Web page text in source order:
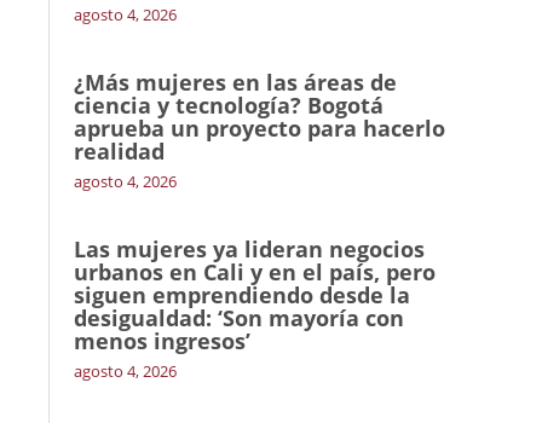
agosto 4, 2026
¿Más mujeres en las áreas de
ciencia y tecnología? Bogotá
aprueba un proyecto para hacerlo
realidad
agosto 4, 2026
Las mujeres ya lideran negocios
urbanos en Cali y en el país, pero
siguen emprendiendo desde la
desigualdad: ‘Son mayoría con
menos ingresos’
agosto 4, 2026